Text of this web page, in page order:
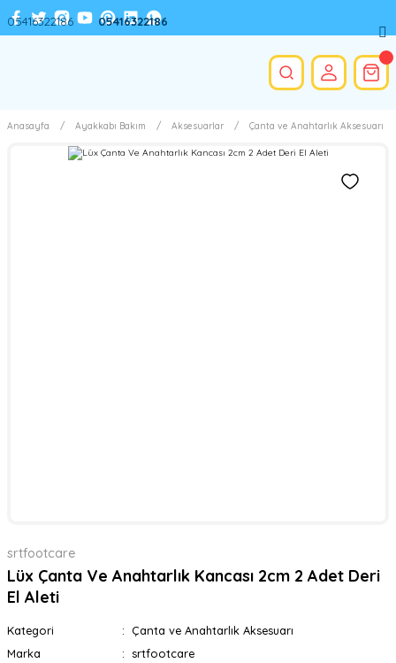
Anasayfa Ayakkabı Bakım Aksesuarlar Çanta ve Anahtarlık Aksesuarı
srtfootcare
Lüx Çanta Ve Anahtarlık Kancası 2cm 2 Adet Deri
El Aleti
Kategori
Çanta ve Anahtarlık Aksesuarı
Marka
srtfootcare
05416322186 05416322186